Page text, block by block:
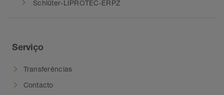
Schlüter-LIPROTEC-ERPZ
Serviço
Transferências
Contacto